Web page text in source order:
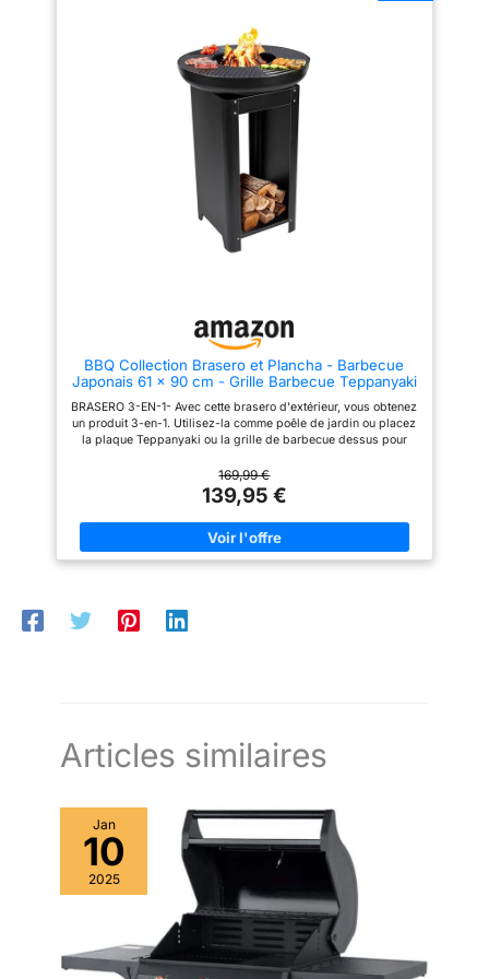
juste: Notre brasero extérieur
est conçu dans une taille
compacte, pas trop grande.
transporter, Le brasero pour
jardin convient également à la
randonnée et au camping en
plein air. Design original: Ce
brasero de patio ciselé en métal
présente un design vintage et
original. Vous pourriez l'installé
conçu dans une taille compacte,
pas trop grande. Petit, léger et
facile à transporter, Le brasero
pour jardin convient également
en plein air
outils complexes
BBQ Collection Brasero et Plancha - Barbecue
Japonais 61 x 90 cm - Grille Barbecue Teppanyaki
Exterieur - Métal
BRASERO 3-EN-1- Avec cette brasero d'extérieur, vous obtenez
un produit 3-en-1. Utilisez-la comme poêle de jardin ou placez
la plaque Teppanyaki ou la grille de barbecue dessus pour
brasero est livré avec une plaque Teppanyaki spéciale. Le
Teppanyaki est un style de cuisson japonais où la viande et les
légumes sont grillés sur une plaque de fer sans huile ni beurre.
GRILLE BARBECUE INCLUSE - En plus d'une plaque
Teppanyaki, une grille de barbecue est également fournie que
vous placez au centre du brasero. Utilisez-la ensuite pour faire
seulement de la chaleur supplémentaire à votre espace
169,99 €
139,95 €
Articles similaires
Jan
10
2025